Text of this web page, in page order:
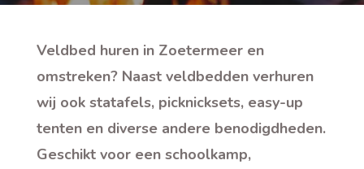
Veldbed huren in Zoetermeer en
omstreken? Naast veldbedden verhuren
wij ook statafels, picknicksets, easy-up
tenten en diverse andere benodigdheden.
Geschikt voor een schoolkamp,